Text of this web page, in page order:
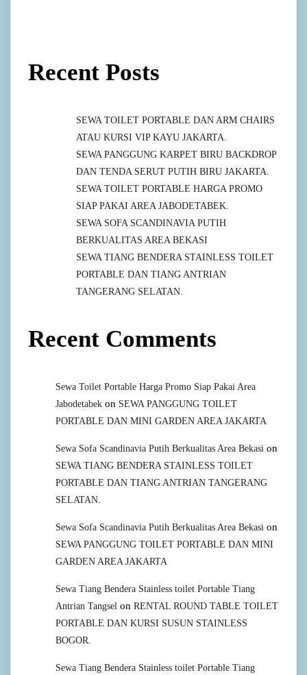
Recent Posts
SEWA TOILET PORTABLE DAN ARM CHAIRS
ATAU KURSI VIP KAYU JAKARTA.
SEWA PANGGUNG KARPET BIRU BACKDROP
DAN TENDA SERUT PUTIH BIRU JAKARTA.
SEWA TOILET PORTABLE HARGA PROMO
SIAP PAKAI AREA JABODETABEK.
SEWA SOFA SCANDINAVIA PUTIH
BERKUALITAS AREA BEKASI
SEWA TIANG BENDERA STAINLESS TOILET
PORTABLE DAN TIANG ANTRIAN
TANGERANG SELATAN.
Recent Comments
Sewa Toilet Portable Harga Promo Siap Pakai Area
Jabodetabek on SEWA PANGGUNG TOILET
PORTABLE DAN MINI GARDEN AREA JAKARTA
Sewa Sofa Scandinavia Putih Berkualitas Area Bekasi on
SEWA TIANG BENDERA STAINLESS TOILET
PORTABLE DAN TIANG ANTRIAN TANGERANG
SELATAN.
Sewa Sofa Scandinavia Putih Berkualitas Area Bekasi on
SEWA PANGGUNG TOILET PORTABLE DAN MINI
GARDEN AREA JAKARTA
Sewa Tiang Bendera Stainless toilet Portable Tiang
Antrian Tangsel on RENTAL ROUND TABLE TOILET
PORTABLE DAN KURSI SUSUN STAINLESS
BOGOR.
Sewa Tiang Bendera Stainless toilet Portable Tiang